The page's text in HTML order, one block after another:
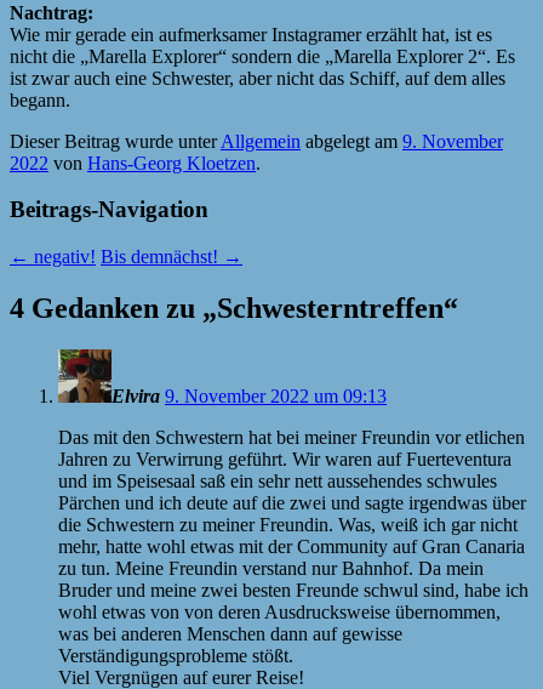
Nachtrag:
Wie mir gerade ein aufmerksamer Instagramer erzählt hat, ist es
nicht die „Marella Explorer“ sondern die „Marella Explorer 2“. Es
ist zwar auch eine Schwester, aber nicht das Schiff, auf dem alles
begann.
Dieser Beitrag wurde unterAllgemein abgelegt am 9. November
2022 von Hans-Georg Kloetzen.
Beitrags-Navigation
← negativ! Bis demnächst! →
4 Gedanken zu „Schwesterntreffen“
Elvira 9. November 2022 um 09:13
Das mit den Schwestern hat bei meiner Freundin vor etlichen
Jahren zu Verwirrung geführt. Wir waren auf Fuerteventura
und im Speisesaal saß ein sehr nett aussehendes schwules
Pärchen und ich deute auf die zwei und sagte irgendwas über
die Schwestern zu meiner Freundin. Was, weiß ich gar nicht
mehr, hatte wohl etwas mit der Community auf Gran Canaria
zu tun. Meine Freundin verstand nur Bahnhof. Da mein
Bruder und meine zwei besten Freunde schwul sind, habe ich
wohl etwas von von deren Ausdrucksweise übernommen,
was bei anderen Menschen dann auf gewisse
Verständigungsprobleme stößt.
Viel Vergnügen auf eurer Reise!